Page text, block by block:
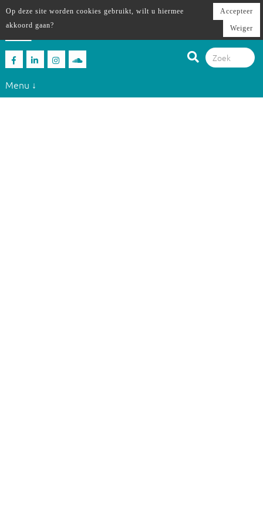
Menu ↓
Op deze site worden cookies gebruikt, wilt u hiermee
akkoord gaan?
Accepteer
Weiger